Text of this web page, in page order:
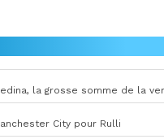
la grosse somme de la
City pour Rulli